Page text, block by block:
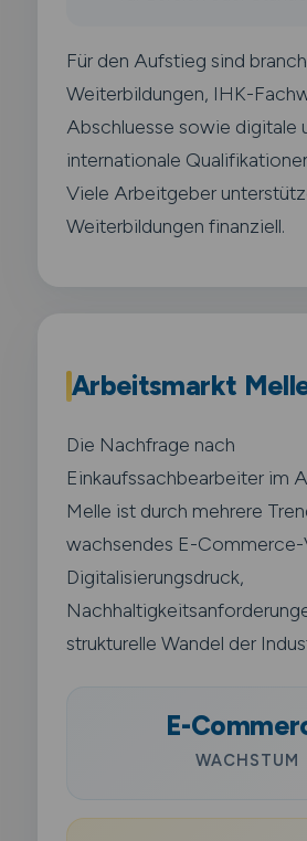
Für den Aufstieg sind
Weiterbildungen, IHK-
Abschluesse sowie digitale
internationale
Viele Arbeitgeber
Weiterbildungen finanziell.
Arbeitsmarkt
Die Nachfrage nach
Einkaufssachbearbeiter im
Melle ist durch mehrere
wachsendes E-Commerce-
Digitalisierungsdruck,
strukturelle Wandel der
E-
WACHSTUM